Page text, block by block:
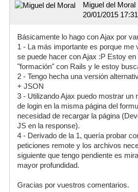
Miguel del Moral
20/01/2015 17:31
Básicamente lo hago con Ajax por
1 - La más importante es porque me
se puede hacer con Ajax :P Estoy
"formación" con Rails y le estoy
2 - Tengo hecha una versión
+ JSON
3 - Utilizando Ajax puedo mostrar un
de login en la misma página del
necesidad de recargar la página
JS en la response).
4 - Derivado de la 1, quería probar
peticiones remote y los archivos
siguiente que tengo pendiente es
mayor profundidad.
Gracias por vuestros comentarios.